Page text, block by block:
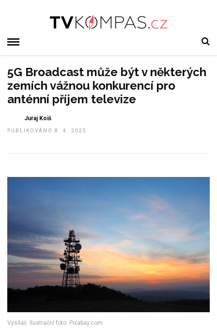
5G Broadcast může být v některých
zemích vážnou konkurencí pro
anténní příjem televize
Juraj Koiš
PUBLIKOVÁNO 8. 4. 2025
Vysílač. Ilustrační foto: Pixabay.com